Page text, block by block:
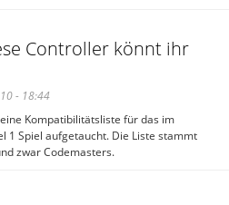
Controller könnt ihr
- 18:44
Kompatibilitätsliste für das im
1 Spiel aufgetaucht. Die Liste stammt
zwar Codemasters.